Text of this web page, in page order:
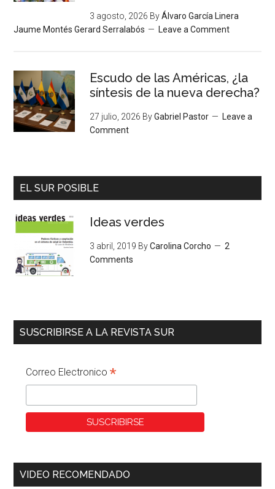
3 agosto, 2026 ByÁlvaro García Linera
Jaume Montés Gerard Serralabós
Leave a Comment
Escudo de las Américas, ¿la
síntesis de la nueva derecha?
27 julio, 2026 ByGabriel Pastor
Leave a
Comment
EL SUR POSIBLE
Ideas verdes
3 abril, 2019 ByCarolina Corcho
2
Comments
SUSCRIBIRSE A LA REVISTA SUR
Correo Electronico*
VIDEO RECOMENDADO